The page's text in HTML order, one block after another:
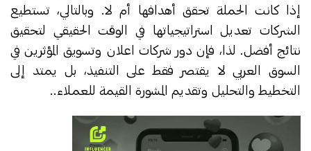
إذا كانت الحملة تحقق أهدافها أم لا. وبالتالي، تستطيع
الشركات تعديل استراتيجياتها في الوقت الحقيقي لتحقيق
نتائج أفضل. لذا، فإن دور شركات اعلان وتسويق المؤثرين في
السوق العربي لا يقتصر فقط على التنفيذ، بل يمتد إلى
التخطيط والتحليل وتقديم المشورة القيمة للعملاء..